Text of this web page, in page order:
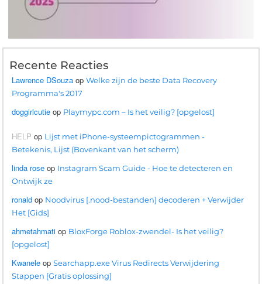
Recente Reacties
Lawrence DSouza opWelke zijn de beste Data Recovery
Programma's 2017
doggirlcutie op Playmypc.com – Is het veilig? [opgelost]
HELP op Lijst met iPhone-systeempictogrammen -
Betekenis, Lijst (Bovenkant van het scherm)
linda rose op Instagram Scam Guide - Hoe te detecteren en
Ontwijk ze
ronald op Noodvirus [.nood-bestanden] decoderen + Verwijder
Het [Gids]
ahmetahmati op BloxForge Roblox-zwendel- Is het veilig?
[opgelost]
Kwanele opSearchapp.exe Virus Redirects Verwijdering
Stappen [Gratis oplossing]